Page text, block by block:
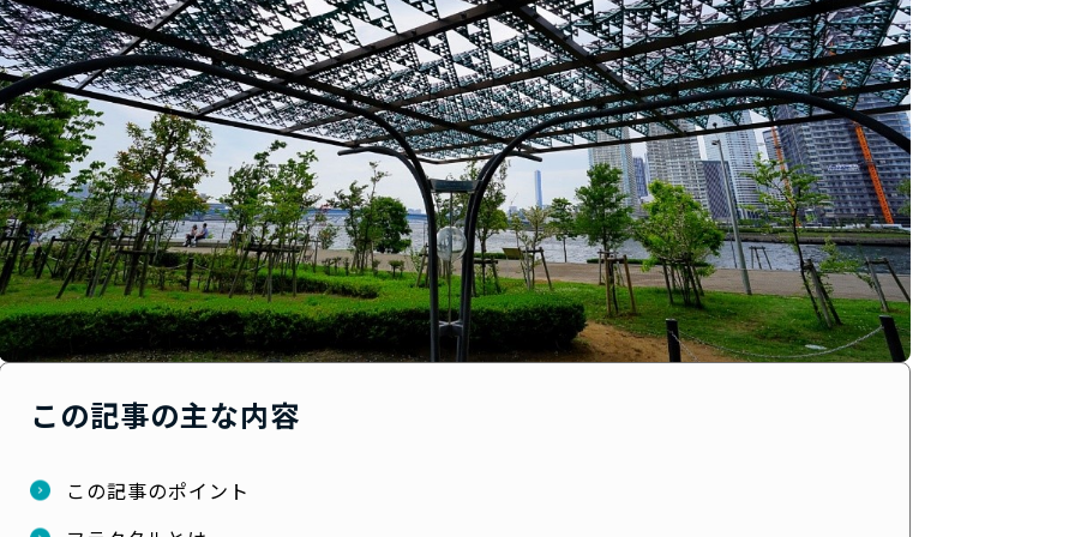
この記事の主な内容
この記事のポイント